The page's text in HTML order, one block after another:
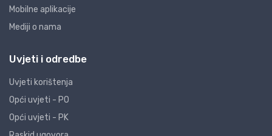
Mobilne aplikacije
Mediji o nama
Uvjeti i odredbe
Uvjeti korištenja
Opći uvjeti - PO
Opći uvjeti - PK